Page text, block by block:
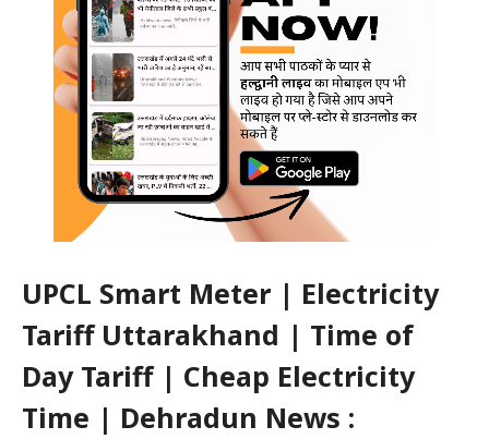
UPCL Smart Meter | Electricity
Tariff Uttarakhand | Time of
Day Tariff | Cheap Electricity
Time | Dehradun News :